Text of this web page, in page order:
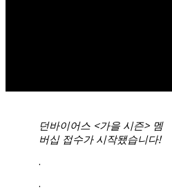
던바이어스 <가을 시즌> 멤
버십 접수가 시작됐습니다!
.
.